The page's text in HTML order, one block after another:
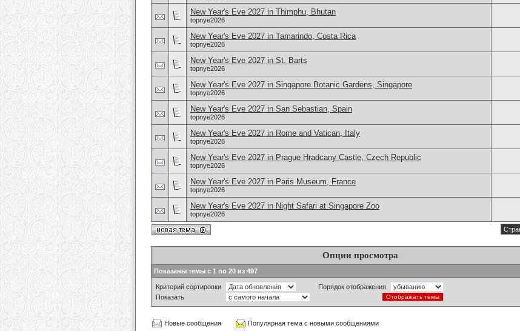
New Year's Eve 2027 in Thimphu, Bhutan
topnye2026
New Year's Eve 2027 in Tamarindo, Costa Rica
topnye2026
New Year's Eve 2027 in St. Barts
topnye2026
New Year's Eve 2027 in Singapore Botanic Gardens, Singapore
topnye2026
New Year's Eve 2027 in San Sebastian, Spain
topnye2026
New Year's Eve 2027 in Rome and Vatican, Italy
topnye2026
New Year's Eve 2027 in Prague Hradcany Castle, Czech Republic
topnye2026
New Year's Eve 2027 in Paris Museum, France
topnye2026
New Year's Eve 2027 in Night Safari at Singapore Zoo
topnye2026
Опции просмотра
Показаны темы с 1 по 20 из 497
Критерий сортировки
Порядок отображения
Показать
Новые сообщения
Популярная тема с новыми сообщениями